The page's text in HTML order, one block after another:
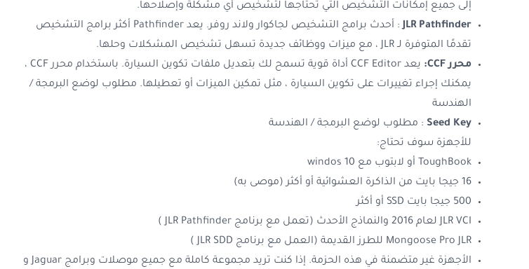
إلى جميع إمكانات التشخيص التي تحتاجها لتشخيص أي مشكلة وإصلاحها.
JLR Pathfinder
: أحدث برامج التشخيص لجاكوار ولاند روفر. يعد Pathfinder أكثر برامج التشخيص
تقدمًا المتوفرة لـ JLR ، مع ميزات ووظائف جديدة تسهل تشخيص المشكلات وحلها.
محرر CCF:
يعد CCF Editor أداة قوية تسمح لك بتعديل ملفات تكوين السيارة. باستخدام محرر CCF ،
يمكنك إجراء تغييرات على تكوين السيارة ، مثل تمكين الميزات أو تعطيلها. مطلوب لوضع البرمجة /
الهندسة
Seed Key : مطلوب لوضع البرمجة / الهندسة
للأجهزة سوف تحتاج:
ToughBook أو لابتوب مع windos 10
16 جيجا بايت من الذاكرة العشوائية أو أكثر (موصى به)
500 جيجا بايت SSD أو أكثر
JLR VCI لعام 2016 والنماذج الأحدث (تعمل مع
برنامج JLR Pathfinder
)
Mongoose Pro JLR للطرز القديمة (العمل مع برنامج JLR SDD
)
الأجهزة غير متضمنة في هذه الحزمة. إذا كنت تريد مجموعة كاملة مع جميع موصلات وبرامج Jaguar و